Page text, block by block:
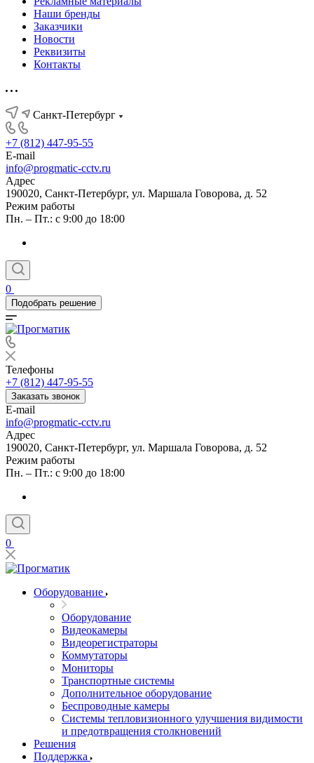
Наши бренды
Заказчики
Новости
Реквизиты
Контакты
Санкт-Петербург
+7 (812) 447-95-55
E-mail
info@progmatic-cctv.ru
Адрес
190020, Санкт-Петербург, ул. Маршала Говорова, д. 52
Режим работы
Пн. – Пт.: с 9:00 до 18:00
0
Подобрать решение
Телефоны
+7 (812) 447-95-55
Заказать звонок
E-mail
info@progmatic-cctv.ru
Адрес
190020, Санкт-Петербург, ул. Маршала Говорова, д. 52
Режим работы
Пн. – Пт.: с 9:00 до 18:00
0
Оборудование
Оборудование
Видеокамеры
Видеорегистраторы
Коммутаторы
Мониторы
Транспортные системы
Дополнительное оборудование
Беспроводные камеры
Системы тепловизионного улучшения видимости
и предотвращения столкновений
Решения
Поддержка